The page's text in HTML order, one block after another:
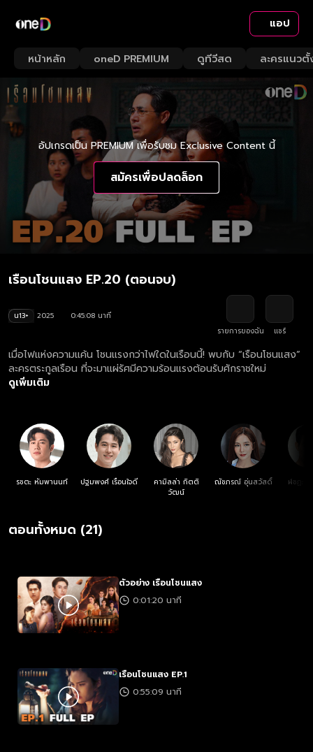
แอป
หน้าหลัก oneD PREMIUM ดูทีวีสด ละครแนวตั้
อัปเกรดเป็น PREMIUM เพื่อรับชม Exclusive Content นี้
สมัครเพื่อปลดล็อก
เรือนโชนแสง EP.20 (ตอนจบ)
น13+ 2025
0:45:08 นาที
รายการของฉัน
แชร์
เมื่อไฟแห่งความแค้น โชนแรงกว่าไฟใดในเรือนนี้! พบกับ “เรือนโชนแสง”
ละครตระกูลเรือน ที่จะมาแผ่รัศมีความร้อนแรงต้อนรับศักราชใหม่
ดูเพิ่มเติม
รชตะ หัมพานนท์ ปฐมพงศ์ เรือนใจดี
คามิลล่า กิตติ
วัฒน์
ณัชภรณ์ อุ่นสวัสดิ์ ฬชฏะ
ตอนทั้งหมด (21)
ตัวอย่าง เรือนโชนแสง
0:01:20 นาที
เรือนโชนแสง EP.1
0:55:09 นาที